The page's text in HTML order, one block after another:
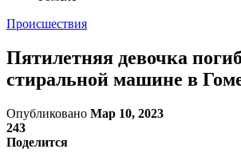
Происшествия
Пятилетняя девочка
стиральной машине в
Опубликовано Мар 10, 2023
243
Поделится